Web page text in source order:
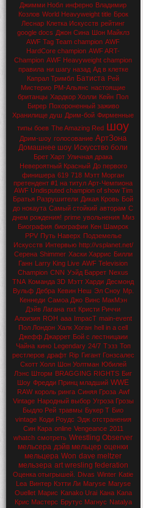
Джимми Нобл инферно Владимир
Козлов World Heavyweight title Брок
Леснар Клетка Искусств рейтинг
google docs Джон Сина Шон Майклз
AWF Tag Team champion AWF
HardCore champion AWF ART-
Champion AWF Heavyweight champion
правила ни шагу назад Ад в клетке
Капрал Тримбл Батиста Рей
Мистерио РМ-Альянс настоящие
британцы Хардкор Холли Кейн Пол
Бирер Похороненный заживо
Хранилище душ Дрим-бой Фирменные
типы боев The Amazing Red шоу
Дрим-шоу голосование АртЗона
Домашнее шоу Искусство боли
Брет Харт Уличная драка
Невероятный Красный До первого
финишера 619 718 Мэтт Морган
претендент #1 на титул Арт-Чемпиона
AWF Undisputed champion of show Tim
Братья Разрушители Дикая Кровь Бой
до нокаута Самый стойкий авторам С
днем рождения! prime увольнения Миз
Биография биографии Кен Шамрок
PPV Путь Наверх Подземелье
Искусств Интервью http://vsplanet.net/
Серена Shimmer Хаски Харрис Билли
Ганн Larry King Live AWF Television
Champion CNN Уэйд Баррет Nexus
TNA Команда 3D Мэтт Харди Десмонд
Вульф Дебра Кевин Неш Эл Сноу Мр.
Кеннеди Самоа Джо Винс МакМэн
Дэйв Лагана nxt Кристи Риччи
Алоизия ROH aaa ImpacT main-event
Пол Лондон Халк Хоган hell in a cell
Джефф Джаррет Бой с лестницаии
Чайна кино Legendary 24/7 Тэзз Топ
рестлеров драфт Rip Гигант Гонзсалес
Скотт Холл Шон Уолтман Юбилей
Лэнс Шторм BRAGGING RIGHTS Биг
Шоу Фредди Принц младший WWE
RAW король ринга Синяя Гроза Awf
Vintage Народный выбор Угроза Грозы
Быдло Рей травмы Букер Т Био
vintage Коди Роудс Эдж отстранения
Син Кара online Vengeance 2011
whatch смотреть Wrestling Observer
мельсера дэйв мельцер оценки
мельцера Won dave meltzer
мельзера art wresling federation
Оценка отыгрышей. Divas Winter Katie
Lea Винтер Кэтти Ли Maryse Maryse
Ouellet Марис Kanako Urai Кана Kana
Крис Мастерс Брутус Магнус Natalya